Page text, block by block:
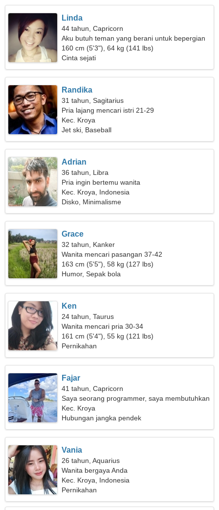
Linda
44 tahun, Capricorn
Aku butuh teman yang berani untuk bepergian
160 cm (5'3"), 64 kg (141 lbs)
Cinta sejati
Randika
31 tahun, Sagitarius
Pria lajang mencari istri 21-29
Kec. Kroya
Jet ski, Baseball
Adrian
36 tahun, Libra
Pria ingin bertemu wanita
Kec. Kroya, Indonesia
Disko, Minimalisme
Grace
32 tahun, Kanker
Wanita mencari pasangan 37-42
163 cm (5'5"), 58 kg (127 lbs)
Humor, Sepak bola
Ken
24 tahun, Taurus
Wanita mencari pria 30-34
161 cm (5'4"), 55 kg (121 lbs)
Pernikahan
Fajar
41 tahun, Capricorn
Saya seorang programmer, saya membutuhkan
wanita yang cerdas
Kec. Kroya
Hubungan jangka pendek
Vania
26 tahun, Aquarius
Wanita bergaya Anda
Kec. Kroya, Indonesia
Pernikahan